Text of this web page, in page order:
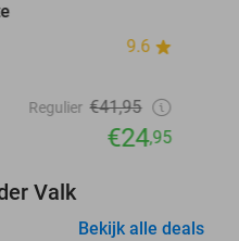
9.6
Regulier €41,95
€24,95
Valk
Bekijk alle deals